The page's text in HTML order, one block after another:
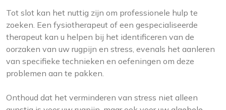
Tot slot kan het nuttig zijn om professionele hulp te
zoeken. Een fysiotherapeut of een gespecialiseerde
therapeut kan u helpen bij het identificeren van de
oorzaken van uw rugpijn en stress, evenals het aanleren
van specifieke technieken en oefeningen om deze
problemen aan te pakken.
Onthoud dat het verminderen van stress niet alleen